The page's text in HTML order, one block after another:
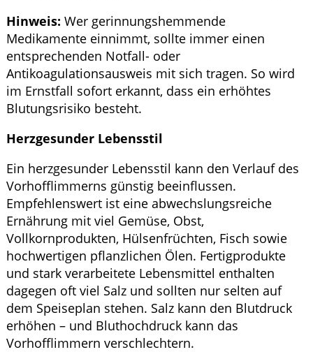
Hinweis: Wer gerinnungshemmende
Medikamente einnimmt, sollte immer einen
entsprechenden Notfall- oder
Antikoagulationsausweis mit sich tragen. So wird
im Ernstfall sofort erkannt, dass ein erhöhtes
Blutungsrisiko besteht.
Herzgesunder Lebensstil
Ein herzgesunder Lebensstil kann den Verlauf des
Vorhofflimmerns günstig beeinflussen.
Empfehlenswert ist eine abwechslungsreiche
Ernährung mit viel Gemüse, Obst,
Vollkornprodukten, Hülsenfrüchten, Fisch sowie
hochwertigen pflanzlichen Ölen. Fertigprodukte
und stark verarbeitete Lebensmittel enthalten
dagegen oft viel Salz und sollten nur selten auf
dem Speiseplan stehen. Salz kann den Blutdruck
erhöhen – und Bluthochdruck kann das
Vorhofflimmern verschlechtern.